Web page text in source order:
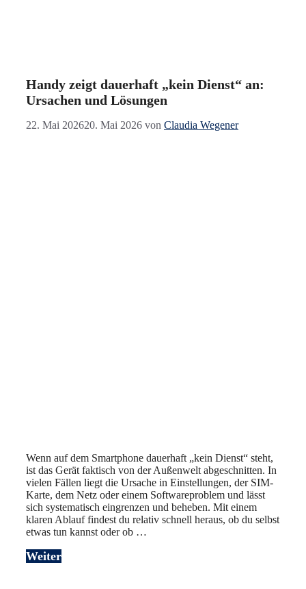
Handy zeigt dauerhaft „kein Dienst“ an:
Ursachen und Lösungen
22. Mai 202620. Mai 2026 von Claudia Wegener
Wenn auf dem Smartphone dauerhaft „kein Dienst“ steht,
ist das Gerät faktisch von der Außenwelt abgeschnitten. In
vielen Fällen liegt die Ursache in Einstellungen, der SIM-
Karte, dem Netz oder einem Softwareproblem und lässt
sich systematisch eingrenzen und beheben. Mit einem
klaren Ablauf findest du relativ schnell heraus, ob du selbst
etwas tun kannst oder ob …
Weiter